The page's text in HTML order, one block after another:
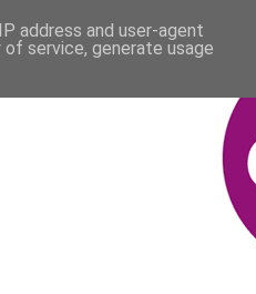
address and user-agent
service, generate usage